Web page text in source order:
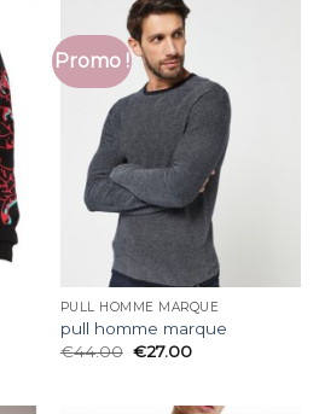
Promo !
PULL HOMME MARQUE
pull homme marque
€44.00 €27.00